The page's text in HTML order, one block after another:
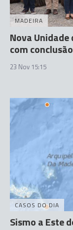
MADEIRA
Nova
com
23 Nov 15:15
CASOS DO DIA
Sismo a Este